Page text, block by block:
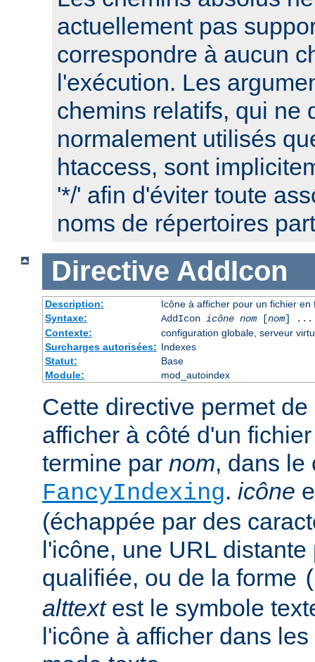
actuellement pas
correspondre à aucun
l'exécution. Les
chemins relatifs, qui ne
normalement utilisés
htaccess, sont
'*/' afin d'éviter toute
noms de répertoires
Directive AddIcon
Description:
Icône à afficher pour un fichier en
Syntaxe:
AddIcon icône nom[nom] ...
Contexte:
configuration globale, serveur
Surcharges autorisées: Indexes
Statut:
Base
Module:
mod_autoindex
Cette directive permet
afficher à côté d'un
termine par nom, dans le
FancyIndexing. icône
(échappée par des
l'icône, une URL
qualifiée, ou de la forme
alttextest le symbole
l'icône à afficher dans